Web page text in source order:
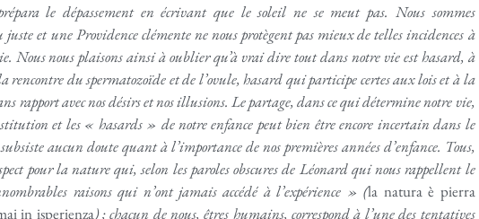
le dépassement en écrivant que le soleil ne se meut pas. Nous sommes
et une Providence clémente ne nous protègent pas mieux de telles incidences à
Nous nous plaisons ainsi à oublier qu’à vrai dire tout dans notre vie est hasard, à
rencontre du spermatozoïde et de l’ovule, hasard qui participe certes aux lois et à la
rapport avec nos désirs et nos illusions. Le partage, dans ce qui détermine notre vie,
et les « hasards » de notre enfance peut bien être encore incertain dans le
aucun doute quant à l’importance de nos premières années d’enfance. Tous,
pour la nature qui, selon les paroles obscures de Léonard qui nous rappellent le
raisons qui n’ont jamais accédé à l’expérience » (la natura è pierra
in isperienza) ; chacun de nous, êtres humains, correspond à l’une des tentatives